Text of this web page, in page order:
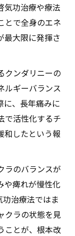
気功治療や療法
とで全身のエネ
最大限に発揮さ
クンダリニーの
ルギーバランス
に、長年痛みに
で活性化するチ
和したという報
ラのバランスが
や痺れが慢性化
治療法ではま
クラの状態を見
ことが、根本改